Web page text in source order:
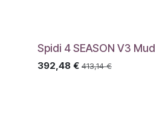
Spidi 4 SEASON V3 Mud
392,48€ 413,14€